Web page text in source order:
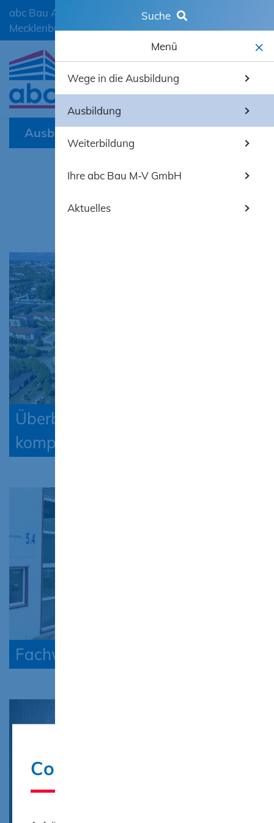
Cookie-Hinweis
abc Bau Ausbildungscentrum der Bauwirtschaft
Mecklenburg-Vorpommern GmbH
mobiles
Ausbildung
Ausbildung
Überbetriebliche Ausbildung -
kompakt
Fachwerkstätten
Suche
Menü
Wege in die Ausbildung
Ausbildung
Weiterbildung
Ihre abc Bau M-V GmbH
Aktuelles